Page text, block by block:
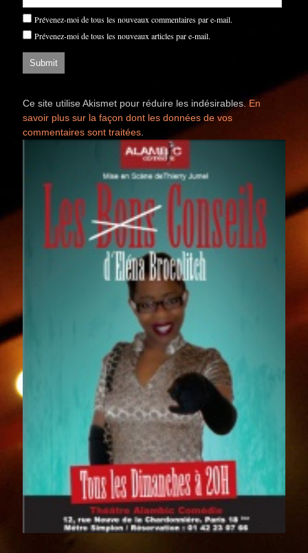
Prévenez-moi de tous les nouveaux commentaires par e-mail.
Prévenez-moi de tous les nouveaux articles par e-mail.
Ce site utilise Akismet pour réduire les indésirables.En
savoir plus sur la façon dont les données de vos
commentaires sont traitées.